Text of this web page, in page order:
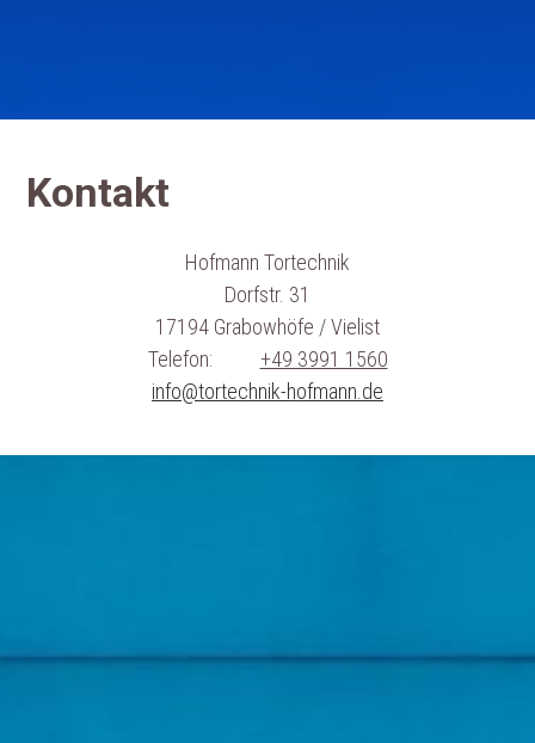
Kontakt
Hofmann Tortechnik
Dorfstr. 31
17194 Grabowhöfe / Vielist
Telefon: +49 3991 1560
info@tortechnik-hofmann.de